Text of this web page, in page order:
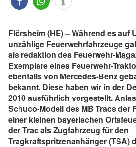
Flörsheim (HE) – Während es auf
unzählige Feuerwehrfahrzeuge
als redaktion des Feuerwehr-
Exemplare eines Feuerwehr-
ebenfalls von Mercedes-Benz
bekannt. Diese haben wir in der
2010 ausführlich vorgestellt.
Schuco-Modell des MB Tracs der
einer kleinen bayerischen
der Trac als Zugfahrzeug für den
Tragkraftspritzenanhänger (TSA)